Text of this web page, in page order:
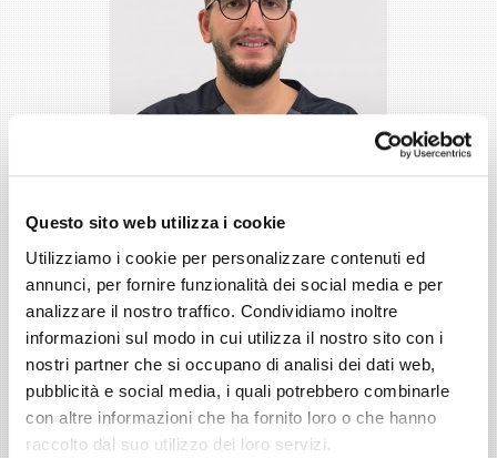
Questo sito web utilizza i cookie
Utilizziamo i cookie per personalizzare contenuti ed
annunci, per fornire funzionalità dei social media e per
analizzare il nostro traffico. Condividiamo inoltre
informazioni sul modo in cui utilizza il nostro sito con i
nostri partner che si occupano di analisi dei dati web,
pubblicità e social media, i quali potrebbero combinarle
con altre informazioni che ha fornito loro o che hanno
raccolto dal suo utilizzo dei loro servizi.
IGIENE E PREVENZIONE DENTALE